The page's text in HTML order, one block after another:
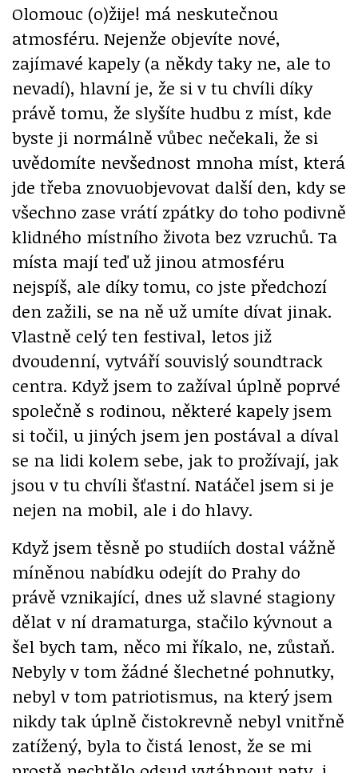
Olomouc (o)žije! má neskutečnou
atmosféru. Nejenže objevíte nové,
zajímavé kapely (a někdy taky ne, ale to
nevadí), hlavní je, že si v tu chvíli díky
právě tomu, že slyšíte hudbu z míst, kde
byste ji normálně vůbec nečekali, že si
uvědomíte nevšednost mnoha míst, která
jde třeba znovuobjevovat další den, kdy se
všechno zase vrátí zpátky do toho podivně
klidného místního života bez vzruchů. Ta
místa mají teď už jinou atmosféru
nejspíš, ale díky tomu, co jste předchozí
den zažili, se na ně už umíte dívat jinak.
Vlastně celý ten festival, letos již
dvoudenní, vytváří souvislý soundtrack
centra. Když jsem to zažíval úplně poprvé
společně s rodinou, některé kapely jsem
si točil, u jiných jsem jen postával a díval
se na lidi kolem sebe, jak to prožívají, jak
jsou v tu chvíli šťastní. Natáčel jsem si je
nejen na mobil, ale i do hlavy.
Když jsem těsně po studiích dostal vážně
míněnou nabídku odejít do Prahy do
právě vznikající, dnes už slavné stagiony
dělat v ní dramaturga, stačilo kývnout a
šel bych tam, něco mi říkalo, ne, zůstaň.
Nebyly v tom žádné šlechetné pohnutky,
nebyl v tom patriotismus, na který jsem
nikdy tak úplně čistokrevně nebyl vnitřně
zatížený, byla to čistá lenost, že se mi